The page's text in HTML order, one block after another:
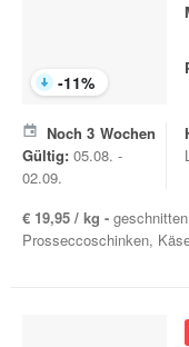
-11%
Noch 3 Wochen
Gültig: 05.08. -
02.09.
€ 19,95 / kg -
Prosseccoschinken,